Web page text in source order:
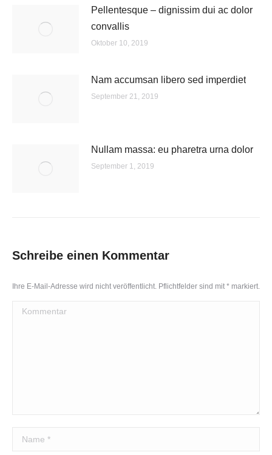
Pellentesque – dignissim dui ac dolor
convallis
Oktober 10, 2019
Nam accumsan libero sed imperdiet
September 21, 2019
Nullam massa: eu pharetra urna dolor
September 1, 2019
Schreibe einen Kommentar
Ihre E-Mail-Adresse wird nicht veröffentlicht. Pflichtfelder sind mit* markiert.
Kommentar
Name *